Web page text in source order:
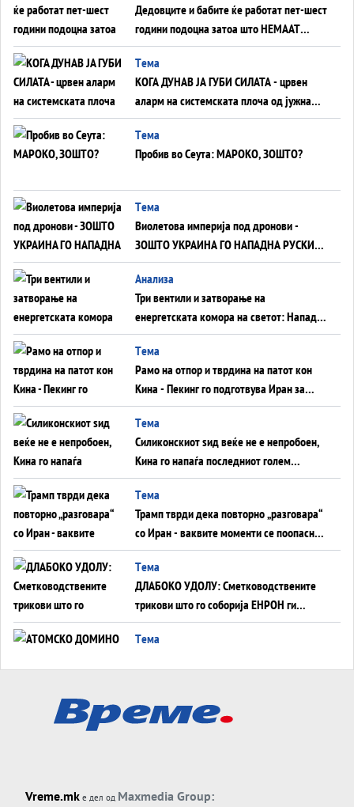
Дедовците и бабите ќе работат пет-шест
години подоцна затоа што НЕМААТ
ВНУЦИ ДА ГИ ЗАМЕНАТ
Tема
КОГА ДУНАВ ЈА ГУБИ СИЛАТА - црвен
аларм на системската плоча од јужна
Германија до Црното Море...
Tема
Пробив во Сеута: МАРОКО, ЗОШТО?
Tема
Виолетова империја под дронови -
ЗОШТО УКРАИНА ГО НАПАДНА РУСКИОТ
WILDBERRIES
Aнализа
Три вентили и затворање на
енергетската комора на светот: Нападот
во Суец најавува глобален енергетски
инфаркт?
Tема
Рамо на отпор и тврдина на патот кон
Кина - Пекинг го подготвува Иран за
американска копнена инвазија
Tема
Силиконскиот ѕид веќе не е непробоен,
Кина го напаѓа последниот голем
монопол на Западот?
Tема
Трамп тврди дека повторно „разговара“
со Иран - ваквите моменти се поопасни
од отворените закани
Tема
ДЛАБОКО УДОЛУ: Сметководствените
трикови што го соборија ЕНРОН ги
применуваат гигантите за ВИ
Tема
Tема
Заборавете ги премиерите, ОВА СЕ
Vreme.mk е дел од Maxmedia Group: